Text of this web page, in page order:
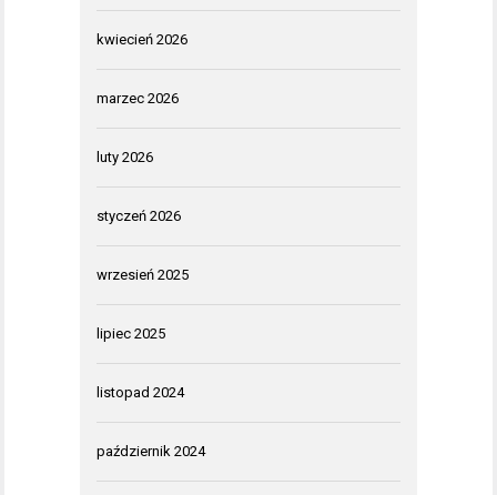
kwiecień 2026
marzec 2026
luty 2026
styczeń 2026
wrzesień 2025
lipiec 2025
listopad 2024
październik 2024